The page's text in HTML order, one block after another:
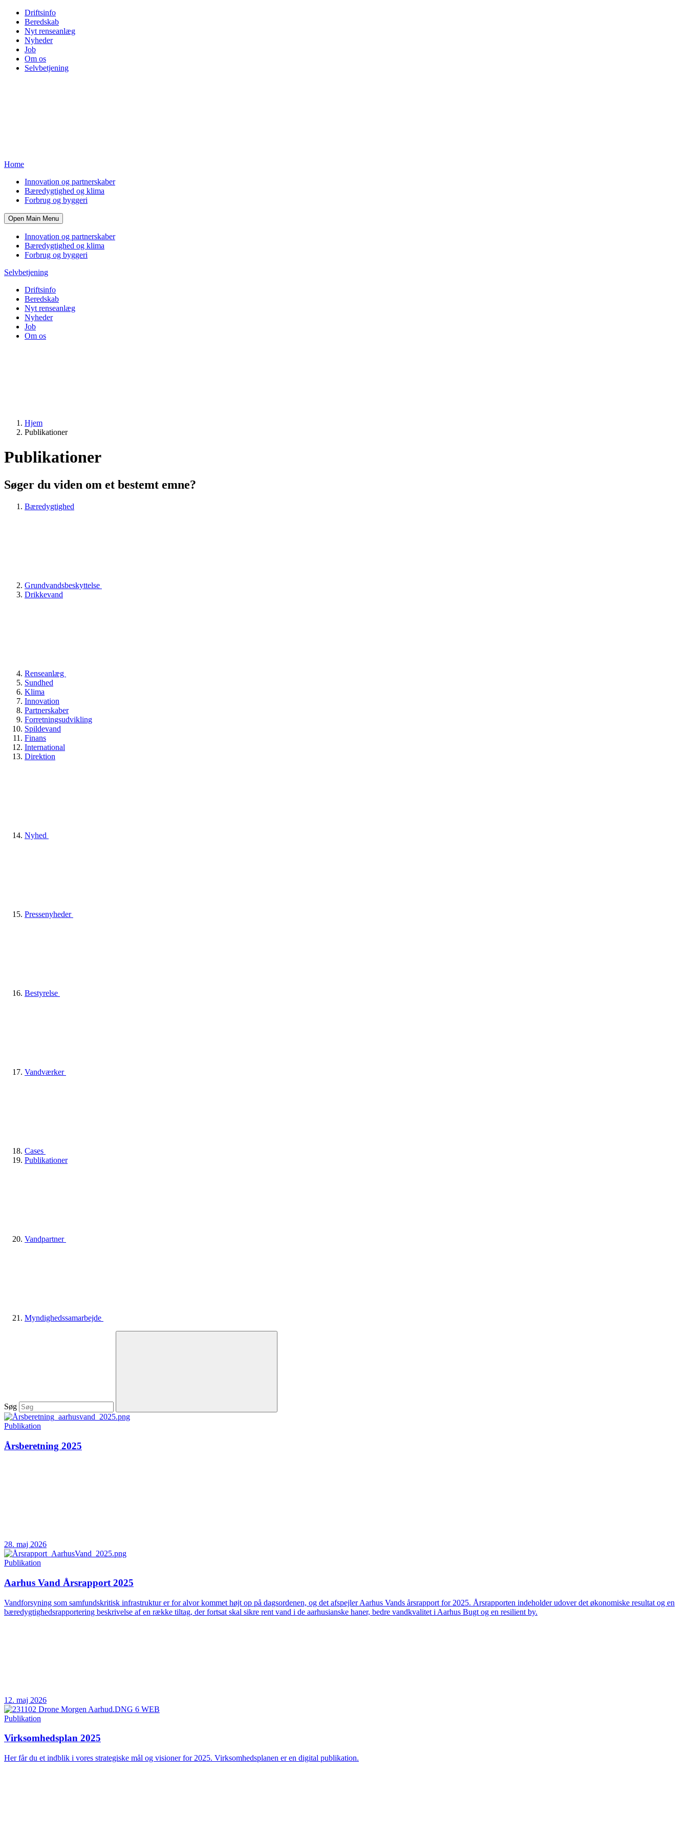
Driftsinfo
Beredskab
Nyt renseanlæg
Nyheder
Job
Om os
Selvbetjening
Home
Innovation og partnerskaber
Bæredygtighed og klima
Forbrug og byggeri
Open Main Menu
Innovation og partnerskaber
Bæredygtighed og klima
Forbrug og byggeri
Selvbetjening
Driftsinfo
Beredskab
Nyt renseanlæg
Nyheder
Job
Om os
Hjem
Publikationer
Publikationer
Søger du viden om et bestemt emne?
Bæredygtighed
Grundvandsbeskyttelse
Drikkevand
Renseanlæg
Sundhed
Klima
Innovation
Partnerskaber
Forretningsudvikling
Spildevand
Finans
International
Direktion
Nyhed
Pressenyheder
Bestyrelse
Vandværker
Cases
Publikationer
Vandpartner
Myndighedssamarbejde
Søg
Publikation
Årsberetning 2025
28. maj 2026
Publikation
Aarhus Vand Årsrapport 2025
Vandforsyning som samfundskritisk infrastruktur er for alvor kommet højt op på dagsordenen, og det afspejler Aarhus Vands årsrapport for 2025. Årsrapporten indeholder udover det økonomiske resultat og en
bæredygtighedsrapportering beskrivelse af en række tiltag, der fortsat skal sikre rent vand i de aarhusianske haner, bedre vandkvalitet i Aarhus Bugt og en resilient by.
12. maj 2026
Publikation
Virksomhedsplan 2025
Her får du et indblik i vores strategiske mål og visioner for 2025. Virksomhedsplanen er en digital publikation.